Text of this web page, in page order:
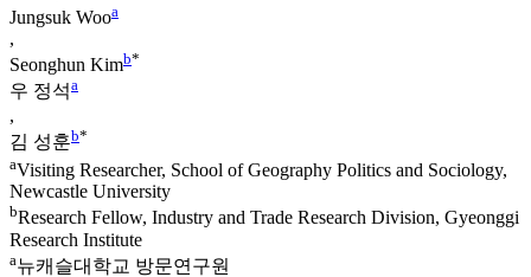
Jungsuk Wooa
,
Seonghun Kimb*
우 정석a
,
김 성훈b*
aVisiting Researcher, School of Geography Politics and Sociology,
Newcastle University
bResearch Fellow, Industry and Trade Research Division, Gyeonggi
Research Institute
a뉴캐슬대학교 방문연구원